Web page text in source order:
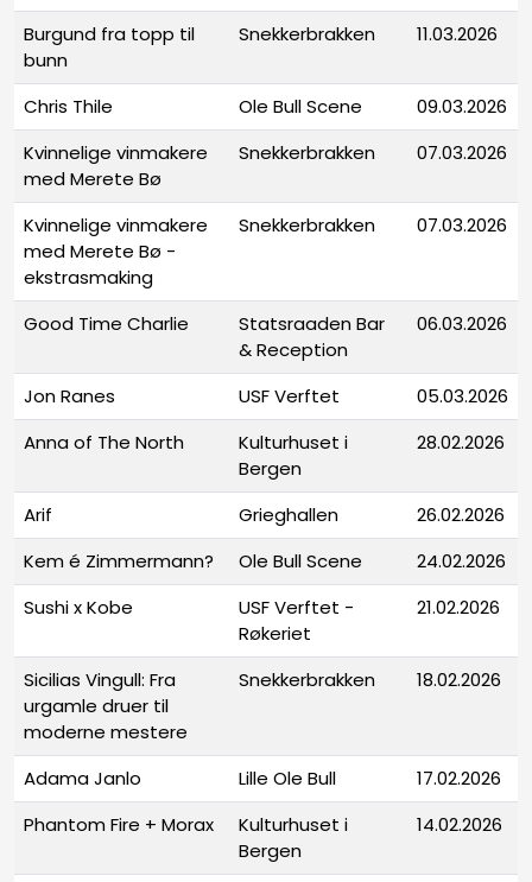
Burgund fra topp til
bunn
Snekkerbrakken 11.03.2026
Chris Thile Ole Bull Scene
09.03.2026
Kvinnelige vinmakere
med Merete Bø
Snekkerbrakken 07.03.2026
Kvinnelige vinmakere
med Merete Bø -
ekstrasmaking
Snekkerbrakken 07.03.2026
Good Time Charlie
Statsraaden Bar
& Reception
06.03.2026
Jon Ranes USF Verftet
05.03.2026
Anna of The North
Kulturhuset i
Bergen
28.02.2026
Arif Grieghallen
26.02.2026
Kem é Zimmermann?
Ole Bull Scene
24.02.2026
Sushi x Kobe
USF Verftet -
Røkeriet
21.02.2026
Sicilias Vingull: Fra
urgamle druer til
moderne mestere
Snekkerbrakken 18.02.2026
Adama Janlo Lille Ole Bull
17.02.2026
Phantom Fire + Morax
Kulturhuset i
Bergen
14.02.2026